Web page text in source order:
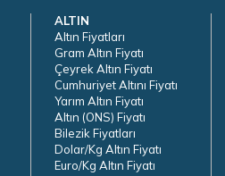
ALTIN
Altın Fiyatları
Gram Altın Fiyatı
Çeyrek Altın Fiyatı
Cumhuriyet Altını Fiyatı
Yarım Altın Fiyatı
Altın (ONS) Fiyatı
Bilezik Fiyatları
Dolar/Kg Altın Fiyatı
Euro/Kg Altın Fiyatı